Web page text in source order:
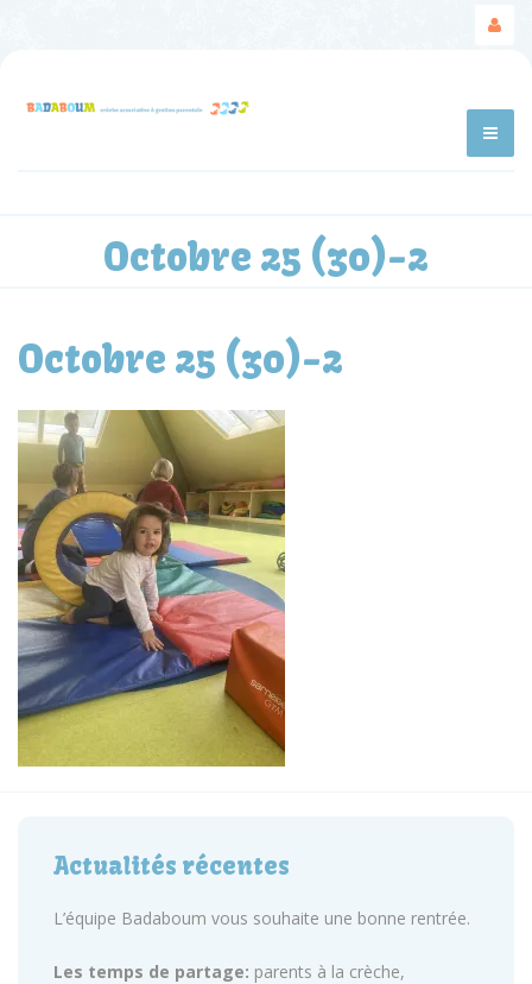
Octobre 25 (30)-2
Octobre 25 (30)-2
Actualités récentes
L’équipe Badaboum vous souhaite une bonne rentrée.
Les temps de partage: parents à la crèche,